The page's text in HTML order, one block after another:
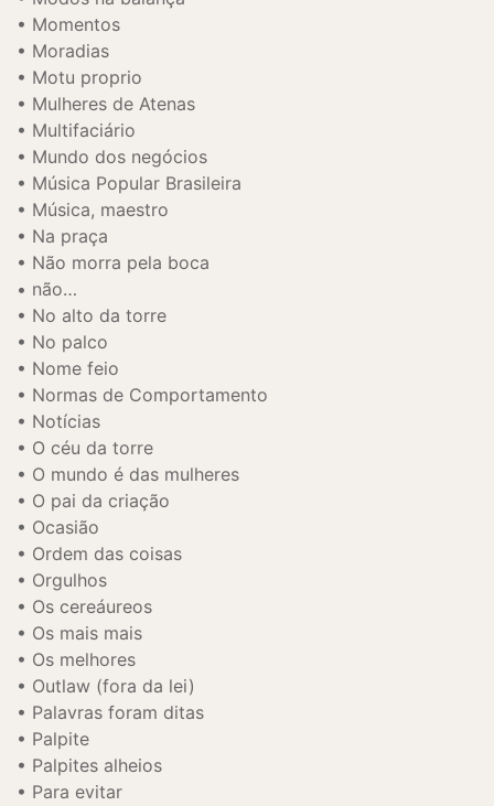
Momentos
Moradias
Motu proprio
Mulheres de Atenas
Multifaciário
Mundo dos negócios
Música Popular Brasileira
Música, maestro
Na praça
Não morra pela boca
não…
No alto da torre
No palco
Nome feio
Normas de Comportamento
Notícias
O céu da torre
O mundo é das mulheres
O pai da criação
Ocasião
Ordem das coisas
Orgulhos
Os cereáureos
Os mais mais
Os melhores
Outlaw (fora da lei)
Palavras foram ditas
Palpite
Palpites alheios
Para evitar